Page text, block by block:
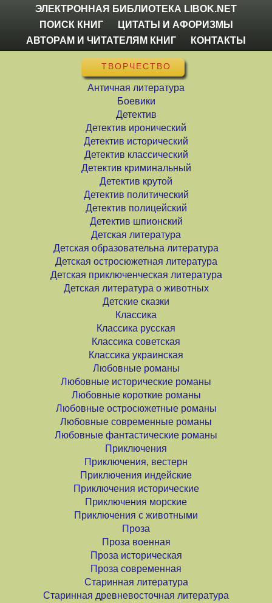
ЭЛЕКТРОННАЯ БИБЛИОТЕКА LIBOK.NET
ПОИСК КНИГ
ЦИТАТЫ И АФОРИЗМЫ
АВТОРАМ И ЧИТАТЕЛЯМ КНИГ
КОНТАКТЫ
ТВОРЧЕСТВО
Античная литература
Боевики
Детектив
Детектив иронический
Детектив исторический
Детектив классический
Детектив криминальный
Детектив крутой
Детектив политический
Детектив полицейский
Детектив шпионский
Детская литература
Детская образовательна литература
Детская остросюжетная литература
Детская приключенческая литература
Детская литература о животных
Детские сказки
Классика
Классика русская
Классика советская
Классика украинская
Любовные романы
Любовные исторические романы
Любовные короткие романы
Любовные остросюжетные романы
Любовные современные романы
Любовные фантастические романы
Приключения
Приключения, вестерн
Приключения индейские
Приключения исторические
Приключения морские
Приключения с животными
Проза
Проза военная
Проза историческая
Проза современная
Старинная литература
Старинная древневосточная литература